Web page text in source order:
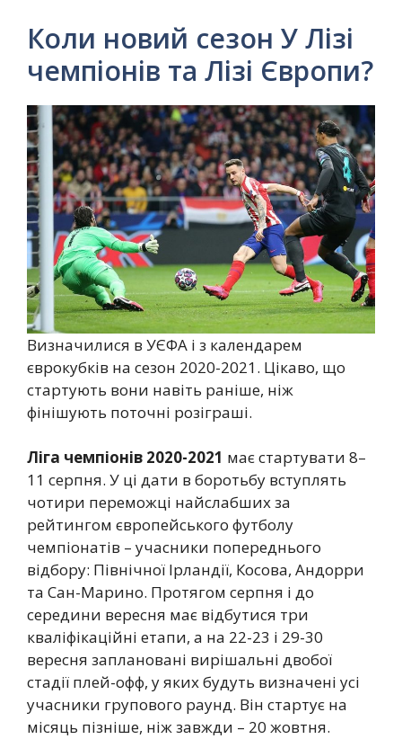
Коли новий сезон У Лізі
чемпіонів та Лізі Європи?
Визначилися в УЄФА і з календарем
єврокубків на сезон 2020-2021. Цікаво, що
стартують вони навіть раніше, ніж
фінішують поточні розіграші.
Ліга чемпіонів 2020-2021 має стартувати 8–
11 серпня. У ці дати в боротьбу вступлять
чотири переможці найслабших за
рейтингом європейського футболу
чемпіонатів – учасники попереднього
відбору: Північної Ірландії, Косова, Андорри
та Сан-Марино. Протягом серпня і до
середини вересня має відбутися три
кваліфікаційні етапи, а на 22-23 і 29-30
вересня заплановані вирішальні двобої
стадії плей-офф, у яких будуть визначені усі
учасники групового раунд. Він стартує на
місяць пізніше, ніж завжди – 20 жовтня.